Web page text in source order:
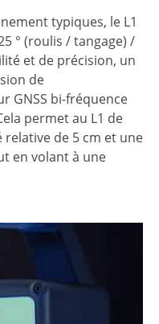
typiques, le L1
° (roulis / tangage) /
et de précision, un
de
GNSS bi-fréquence
permet au L1 de
de 5 cm et une
en volant à une